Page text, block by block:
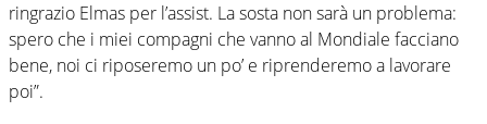
ringrazio Elmas per l’assist. La sosta non sarà un problema:
spero che i miei compagni che vanno al Mondiale facciano
bene, noi ci riposeremo un po’ e riprenderemo a lavorare
poi”.